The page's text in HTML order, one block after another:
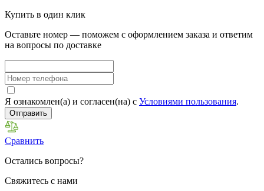
Купить в один клик
Оставьте номер — поможем с оформлением заказа и ответим
на вопросы по доставке
Я ознакомлен(а) и согласен(на) с Условиями пользования.
Отправить
Сравнить
Остались вопросы?
Свяжитесь с нами